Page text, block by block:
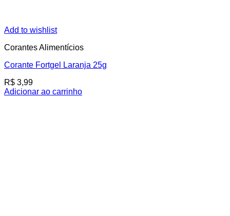
Add to wishlist
Corantes Alimentícios
Corante Fortgel Laranja 25g
R$ 3,99
Adicionar ao carrinho